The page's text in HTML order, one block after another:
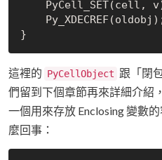
這裡的 PyCellObject 跟「閉
們留到下個章節再來詳細介紹
一個用來存放 Enclosing 變數
麼回事：